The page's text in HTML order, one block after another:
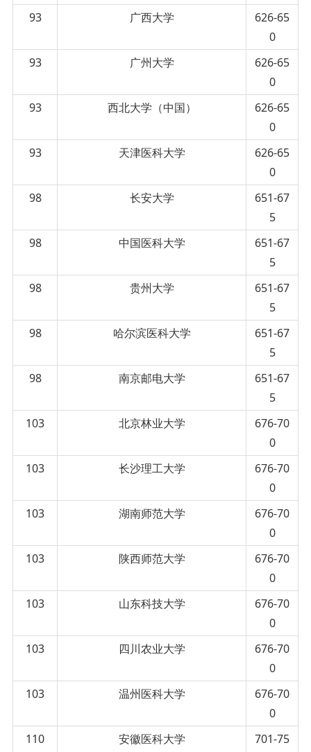
93
广西大学
626-65
0
93
广州大学
626-65
0
93
西北大学（中国）
626-65
0
93
天津医科大学
626-65
0
98
长安大学
651-67
5
98
中国医科大学
651-67
5
98
贵州大学
651-67
5
98
哈尔滨医科大学
651-67
5
98
南京邮电大学
651-67
5
103
北京林业大学
676-70
0
103
长沙理工大学
676-70
0
103
湖南师范大学
676-70
0
103
陕西师范大学
676-70
0
103
山东科技大学
676-70
0
103
四川农业大学
676-70
0
103
温州医科大学
676-70
0
110
安徽医科大学
701-75